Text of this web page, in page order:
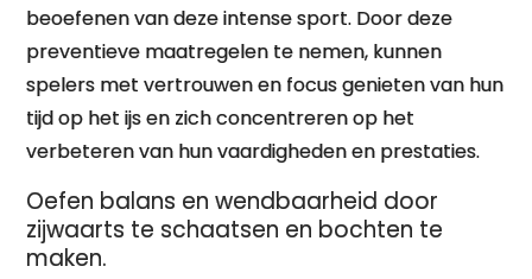
beoefenen van deze intense sport. Door deze
preventieve maatregelen te nemen, kunnen
spelers met vertrouwen en focus genieten van hun
tijd op het ijs en zich concentreren op het
verbeteren van hun vaardigheden en prestaties.
Oefen balans en wendbaarheid door
zijwaarts te schaatsen en bochten te
maken.